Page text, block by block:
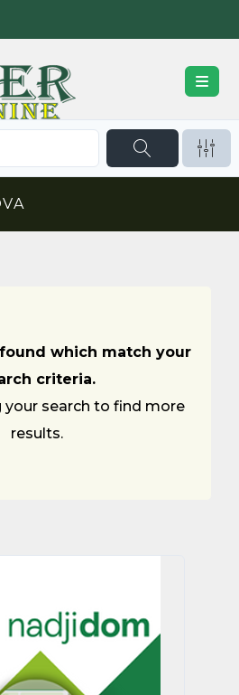
which match your
criteria.
your search to find more
results.